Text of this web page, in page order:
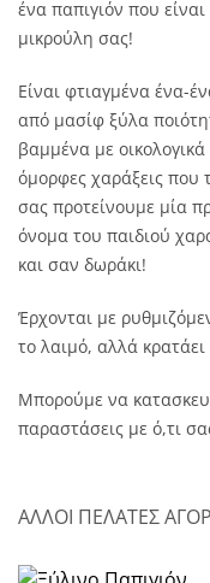
ένα παπιγιόν που
μικρούλη σας!
Είναι φτιαγμένα ένα-
από μασίφ ξύλα
βαμμένα με
όμορφες χαράξεις που
σας προτείνουμε μία
όνομα του παιδιού
και σαν δωράκι!
Έρχονται με
το λαιμό, αλλά
Μπορούμε να
παραστάσεις με ό,τι
ΑΛΛΟΙ ΠΕΛΑΤΕΣ